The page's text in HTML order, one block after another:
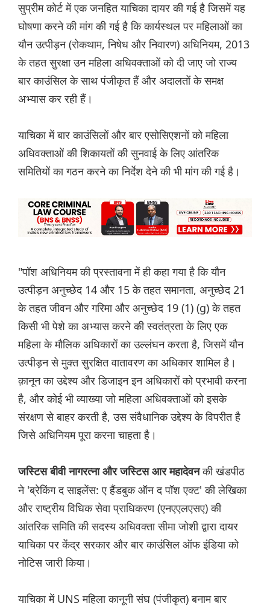
सुप्रीम कोर्ट में एक जनहित याचिका दायर की गई है जिसमें यह
घोषणा करने की मांग की गई है कि कार्यस्थल पर महिलाओं का
यौन उत्पीड़न (रोकथाम, निषेध और निवारण) अधिनियम, 2013
के तहत सुरक्षा उन महिला अधिवक्ताओं को दी जाए जो राज्य
बार काउंसिल के साथ पंजीकृत हैं और अदालतों के समक्ष
अभ्यास कर रही हैं।
याचिका में बार काउंसिलों और बार एसोसिएशनों को महिला
अधिवक्ताओं की शिकायतों की सुनवाई के लिए आंतरिक
समितियों का गठन करने का निर्देश देने की भी मांग की गई है।
"पॉश अधिनियम की प्रस्तावना में ही कहा गया है कि यौन
उत्पीड़न अनुच्छेद 14 और 15 के तहत समानता, अनुच्छेद 21
के तहत जीवन और गरिमा और अनुच्छेद 19 (1) (g) के तहत
किसी भी पेशे का अभ्यास करने की स्वतंत्रता के लिए एक
महिला के मौलिक अधिकारों का उल्लंघन करता है, जिसमें यौन
उत्पीड़न से मुक्त सुरक्षित वातावरण का अधिकार शामिल है।
क़ानून का उद्देश्य और डिजाइन इन अधिकारों को प्रभावी करना
है, और कोई भी व्याख्या जो महिला अधिवक्ताओं को इसके
संरक्षण से बाहर करती है, उस संवैधानिक उद्देश्य के विपरीत है
जिसे अधिनियम पूरा करना चाहता है।
जस्टिस बीवी नागरत्ना और जस्टिस आर महादेवनकी खंडपीठ
ने 'ब्रेकिंग द साइलेंस: ए हैंडबुक ऑन द पॉश एक्ट' की लेखिका
और राष्ट्रीय विधिक सेवा प्राधिकरण (एनएएलएसए) की
आंतरिक समिति की सदस्य अधिवक्ता सीमा जोशी द्वारा दायर
याचिका पर केंद्र सरकार और बार काउंसिल ऑफ इंडिया को
नोटिस जारी किया।
याचिका में UNS महिला कानूनी संघ (पंजीकृत) बनाम बार